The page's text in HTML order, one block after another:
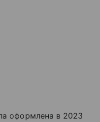
оформлена в 2023